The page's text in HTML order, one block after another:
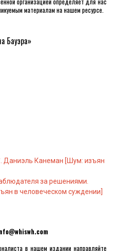
материалам на нашем ресурсе.
Бауэра»
Даниэль Канеман [Шум: изъян
за решениями.
в человеческом суждении]
в нашем издании направляйте